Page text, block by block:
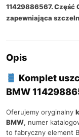
11429886567. Część
zapewniająca
Opis
Komplet
BMW
Oferujemy oryginalny
BMW, numer
to fabryczny element